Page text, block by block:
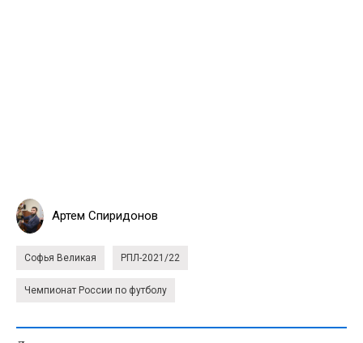
Артем Спиридонов
Софья Великая РПЛ-2021/22
Чемпионат России по футболу